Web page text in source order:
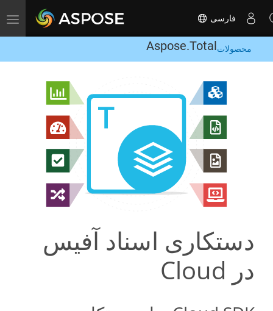
Toggle navigation فارسی
محصولاتAspose.Total
دستکاری اسناد آفیس
در Cloud